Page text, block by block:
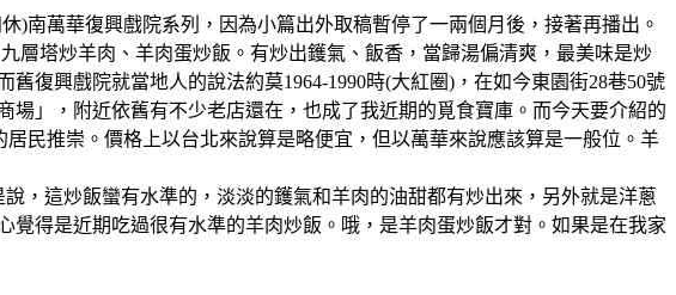
)南萬華復興戲院系列，因為小篇出外取稿暫停了一兩個月後，接著再播出。
層塔炒羊肉、羊肉蛋炒飯。有炒出鑊氣、飯香，當歸湯偏清爽，最美味是炒
復興戲院就當地人的說法約莫1964-1990時(大紅圈)，在如今東園街28巷50號
」，附近依舊有不少老店還在，也成了我近期的覓食寶庫。而今天要介紹的
民推崇。價格上以台北來說算是略便宜，但以萬華來說應該算是一般位。羊
，這炒飯蠻有水準的，淡淡的鑊氣和羊肉的油甜都有炒出來，另外就是洋蔥
得是近期吃過很有水準的羊肉炒飯。哦，是羊肉蛋炒飯才對。如果是在我家